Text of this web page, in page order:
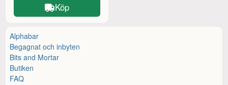
Köp
Alphabar
Begagnat och inbyten
Bits and Mortar
Butiken
FAQ